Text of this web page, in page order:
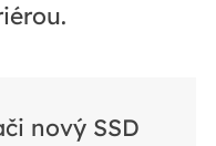
nový SSD